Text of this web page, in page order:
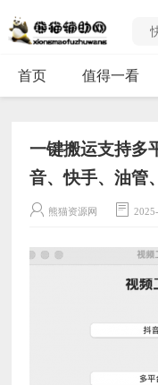
首页 值得一看
一键搬运支持多
音、快手、油管
熊猫资源网